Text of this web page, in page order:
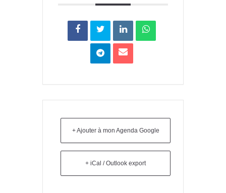
+ Ajouter à mon Agenda Google
+ iCal / Outlook export